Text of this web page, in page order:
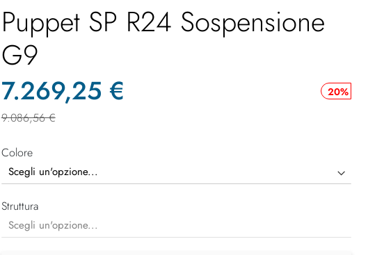
Puppet SP R24 Sospensione
G9
20%
7.269,25 €
9.086,56 €
Colore
Struttura